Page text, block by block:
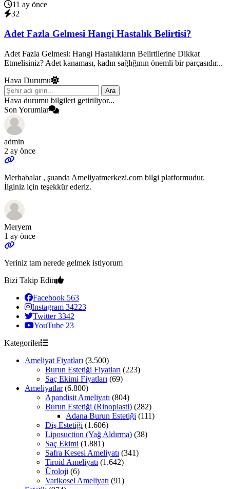
11 ay önce
32
Adet Fazla Gelmesi Hangi Hastalık Belirtisi?
Adet Fazla Gelmesi: Hangi Hastalıkların Belirtilerine Dikkat
Etmelisiniz? Adet kanaması, kadın sağlığının önemli bir parçasıdır...
Hava Durumu
Ara
Hava durumu bilgileri getiriliyor...
Son Yorumlar
admin
2 ay önce
Merhabalar , şuanda Ameliyatmerkezi.com bilgi platformudur.
İlginiz için teşekkür ederiz.
Meryem
1 ay önce
Yeriniz tam nerede gelmek istiyorum
Bizi Takip Edin
Facebook 563
Instagram 34223
Twitter 3342
YouTube 23
Kategoriler
Ameliyat Fiyatları (3.500)
Burun Estetiği Fiyatları (223)
Saç Ekimi Fiyatları (69)
Ameliyatlar(6.800)
Apandisit Ameliyatı (804)
Burun Estetiği (Rinoplasti) (282)
Adana Burun Estetiği (111)
Diş Estetiği (1.606)
Liposuction (Yağ Aldırma) (38)
Saç Ekimi (1.881)
Safra Kesesi Ameliyatı (341)
Tiroid Ameliyatı (1.642)
Üroloji (6)
Varikosel Ameliyatı (91)